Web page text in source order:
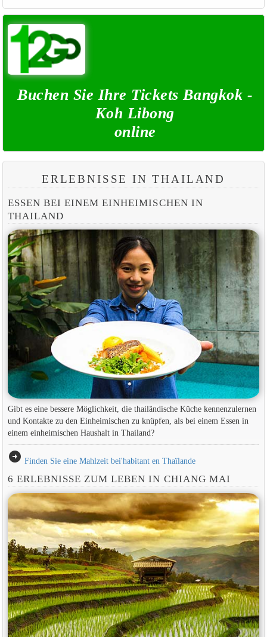
Buchen Sie Ihre Tickets Bangkok -
Koh Libong
online
ERLEBNISSE IN THAILAND
ESSEN BEI EINEM EINHEIMISCHEN IN
THAILAND
Gibt es eine bessere Möglichkeit, die thailändische Küche kennenzulernen
und Kontakte zu den Einheimischen zu knüpfen, als bei einem Essen in
einem einheimischen Haushalt in Thailand?
arrow_circle_right Finden Sie eine Mahlzeit bei'habitant en Thaïlande
6 ERLEBNISSE ZUM LEBEN IN CHIANG MAI